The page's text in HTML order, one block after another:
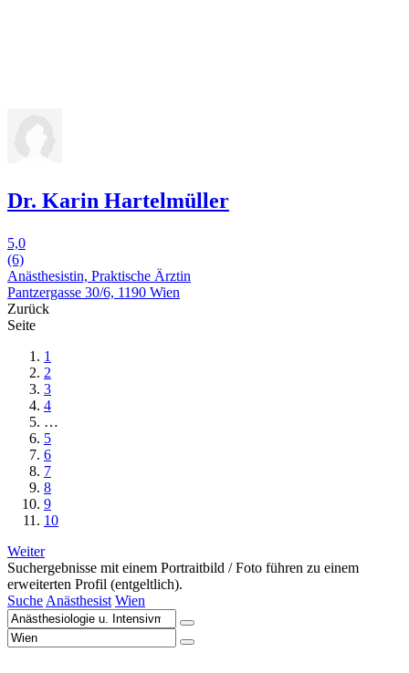
Dr. Karin Hartelmüller
5,0
(6)
Anästhesistin, Praktische Ärztin
Pantzergasse 30/6, 1190 Wien
Zurück
Seite
1
2
3
4
…
5
6
7
8
9
10
Weiter
Suchergebnisse mit einem Portraitbild / Foto führen zu einem
erweiterten Profil (entgeltlich).
Suche Anästhesist Wien